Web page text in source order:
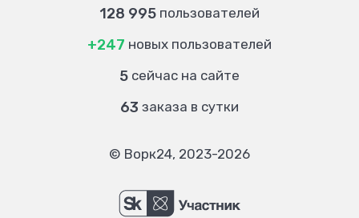
128 995 пользователей
+247 новых пользователей
5 сейчас на сайте
63 заказа в сутки
© Ворк24, 2023-2026